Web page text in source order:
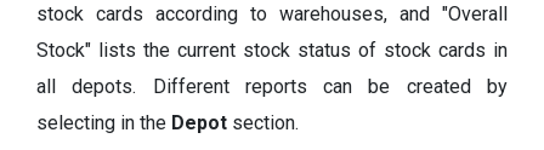
stock cards according to warehouses, and "Overall
Stock" lists the current stock status of stock cards in
all depots. Different reports can be created by
selecting in the Depot section.